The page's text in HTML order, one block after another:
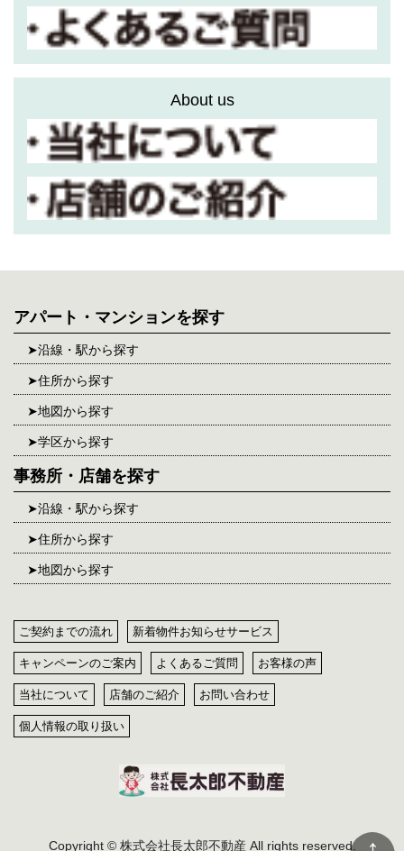
About us
アパート・マンションを探す
沿線・駅から探す
住所から探す
地図から探す
学区から探す
事務所・店舗を探す
沿線・駅から探す
住所から探す
地図から探す
ご契約までの流れ 新着物件お知らせサービス
キャンペーンのご案内 よくあるご質問 お客様の声
当社について 店舗のご紹介 お問い合わせ
個人情報の取り扱い
Copyright © 株式会社長太郎不動産 All rights reserved.